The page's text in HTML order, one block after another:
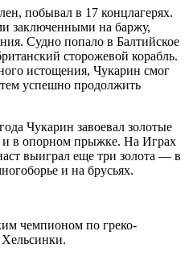
побывал в 17 концлагерях.
заключенными на баржу,
Судно попало в Балтийское
сторожевой корабль.
истощения, Чукарин смог
успешно продолжить
Чукарин завоевал золотые
и в опорном прыжке. На Играх
выиграл еще три золота — в
и на брусьях.
чемпионом по греко-
Хельсинки.